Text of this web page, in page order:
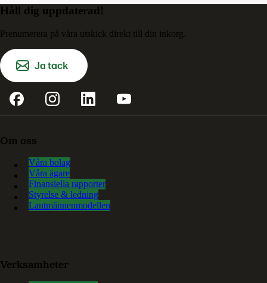
Håll dig uppdaterad!
Prenumerera på våra utskick direkt till din inkorg.
Ja tack
Om oss
Våra bolag
Våra ägare
Finansiella rapporter
Styrelse & ledning
Lantmännenmodellen
Verksamheter